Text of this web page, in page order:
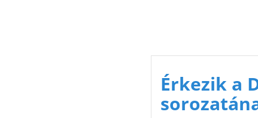
Érkezik a